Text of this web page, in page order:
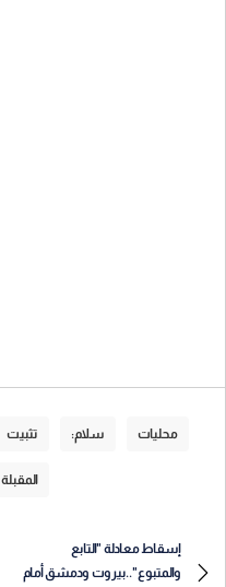
محليات سلام: تثبيت
المقبلة
إسقاط معادلة "التابع
والمتبوع"..بيروت ودمشق أمام